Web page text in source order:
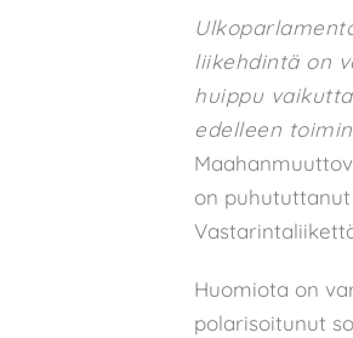
liikehdintä on
huippu
edelleen
on
Huomiota on
polarisoitunut